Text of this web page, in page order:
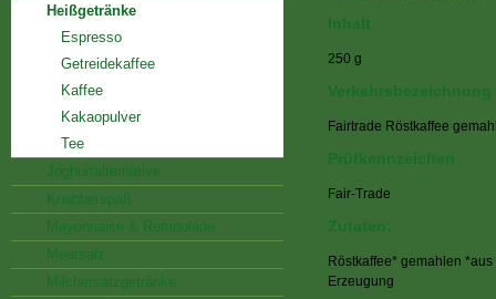
Heißgetränke
Espresso
Getreidekaffee
Kaffee
Kakaopulver
Tee
Joghurtalternative
Knabberspaß
Mayonnaise & Remoulade
Meersalz
Milchersatzgetränke
Inhalt
250 g
Verkehrsbezeichnung
Fairtrade Röstkaffee
Prüfkennzeichen
Fair-Trade
Zutaten:
Röstkaffee* gemahlen
Erzeugung